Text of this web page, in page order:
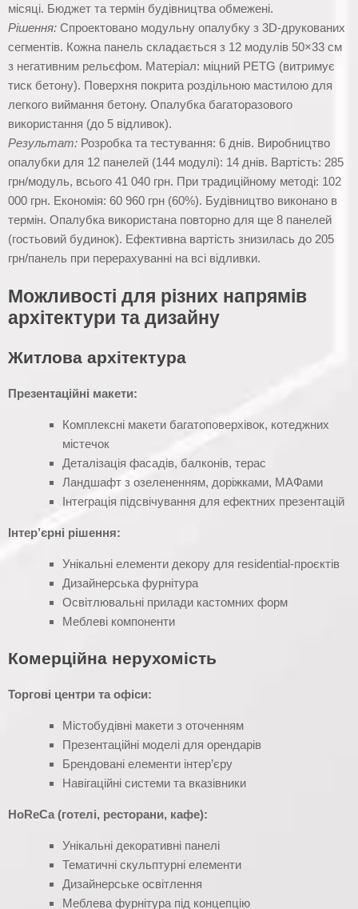
місяці. Бюджет та термін будівництва обмежені.
Рішення: Спроектовано модульну опалубку з 3D-друкованих
сегментів. Кожна панель складається з 12 модулів 50×33 см
з негативним рельєфом. Матеріал: міцний PETG (витримує
тиск бетону). Поверхня покрита роздільною мастилою для
легкого виймання бетону. Опалубка багаторазового
використання (до 5 відливок).
Результат: Розробка та тестування: 6 днів. Виробництво
опалубки для 12 панелей (144 модулі): 14 днів. Вартість: 285
грн/модуль, всього 41 040 грн. При традиційному методі: 102
000 грн. Економія: 60 960 грн (60%). Будівництво виконано в
термін. Опалубка використана повторно для ще 8 панелей
(гостьовий будинок). Ефективна вартість знизилась до 205
грн/панель при перерахуванні на всі відливки.
Можливості для різних напрямів
архітектури та дизайну
Житлова архітектура
Презентаційні макети:
Комплексні макети багатоповерхівок, котеджних
містечок
Деталізація фасадів, балконів, терас
Ландшафт з озелененням, доріжками, МАФами
Інтеграція підсвічування для ефектних презентацій
Інтер’єрні рішення:
Унікальні елементи декору для residential-проєктів
Дизайнерська фурнітура
Освітлювальні прилади кастомних форм
Меблеві компоненти
Комерційна нерухомість
Торгові центри та офіси:
Містобудівні макети з оточенням
Презентаційні моделі для орендарів
Брендовані елементи інтер’єру
Навігаційні системи та вказівники
HoReCa (готелі, ресторани, кафе):
Унікальні декоративні панелі
Тематичні скульптурні елементи
Дизайнерське освітлення
Меблева фурнітура під концепцію